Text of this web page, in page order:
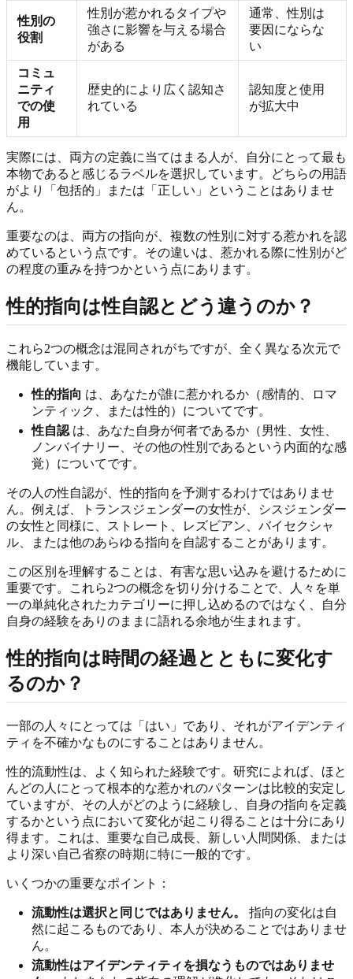
性別の
役割
性別が惹かれるタイプや
強さに影響を与える場合
がある
通常、性別は
要因にならな
い
コミュ
ニティ
での使
用
歴史的により広く認知さ
れている
認知度と使用
が拡大中
実際には、両方の定義に当てはまる人が、自分にとって最も
本物であると感じるラベルを選択しています。どちらの用語
がより「包括的」または「正しい」ということはありませ
ん。
重要なのは、両方の指向が、複数の性別に対する惹かれを認
めているという点です。その違いは、惹かれる際に性別がど
の程度の重みを持つかという点にあります。
性的指向は性自認とどう違うのか？
これら2つの概念は混同されがちですが、全く異なる次元で
機能しています。
性的指向 は、あなたが誰に惹かれるか（感情的、ロマ
ンティック、または性的）についてです。
性自認 は、あなた自身が何者であるか（男性、女性、
ノンバイナリー、その他の性別であるという内面的な感
覚）についてです。
その人の性自認が、性的指向を予測するわけではありませ
ん。例えば、トランスジェンダーの女性が、シスジェンダー
の女性と同様に、ストレート、レズビアン、バイセクシャ
ル、または他のあらゆる指向を自認することがあります。
この区別を理解することは、有害な思い込みを避けるために
重要です。これら2つの概念を切り分けることで、人々を単
一の単純化されたカテゴリーに押し込めるのではなく、自分
自身の経験をありのままに語れる余地が生まれます。
性的指向は時間の経過とともに変化す
るのか？
一部の人々にとっては「はい」であり、それがアイデンティ
ティを不確かなものにすることはありません。
性的流動性は、よく知られた経験です。研究によれば、ほと
んどの人にとって根本的な惹かれのパターンは比較的安定し
ていますが、その人がどのように経験し、自身の指向を定義
するかという点において変化が起こり得ることは十分にあり
得ます。これは、重要な自己成長、新しい人間関係、または
より深い自己省察の時期に特に一般的です。
いくつかの重要なポイント：
流動性は選択と同じではありません。
指向の変化は自
然に起こるものであり、本人が決めることではありませ
ん。
流動性はアイデンティティを損なうものではありませ